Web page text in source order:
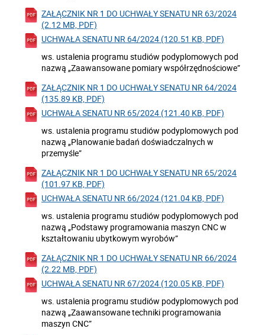
ZAŁĄCZNIK NR 1 DO UCHWAŁY SENATU NR 63/2024
(2.12 MB, PDF)
UCHWAŁA SENATU NR 64/2024 (120.51 KB, PDF)
ws. ustalenia programu studiów podyplomowych pod
nazwą „Zaawansowane pomiary współrzędnościowe”
ZAŁĄCZNIK NR 1 DO UCHWAŁY SENATU NR 64/2024
(135.89 KB, PDF)
UCHWAŁA SENATU NR 65/2024 (121.40 KB, PDF)
ws. ustalenia programu studiów podyplomowych pod
nazwą „Planowanie badań doświadczalnych w
przemyśle”
ZAŁĄCZNIK NR 1 DO UCHWAŁY SENATU NR 65/2024
(101.97 KB, PDF)
UCHWAŁA SENATU NR 66/2024 (121.04 KB, PDF)
ws. ustalenia programu studiów podyplomowych pod
nazwą „Podstawy programowania maszyn CNC w
kształtowaniu ubytkowym wyrobów”
ZAŁĄCZNIK NR 1 DO UCHWAŁY SENATU NR 66/2024
(2.22 MB, PDF)
UCHWAŁA SENATU NR 67/2024 (120.05 KB, PDF)
ws. ustalenia programu studiów podyplomowych pod
nazwą „Zaawansowane techniki programowania
maszyn CNC”